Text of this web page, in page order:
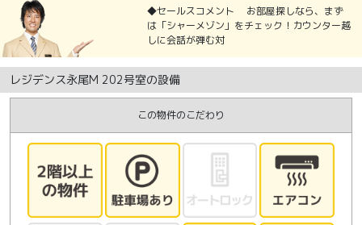
◆セールスコメント お部屋探しなら、まず
は「シャーメゾン」をチェック！カウンター越
しに会話が弾む対
レジデンス永尾M 202号室の設備
この物件のこだわり